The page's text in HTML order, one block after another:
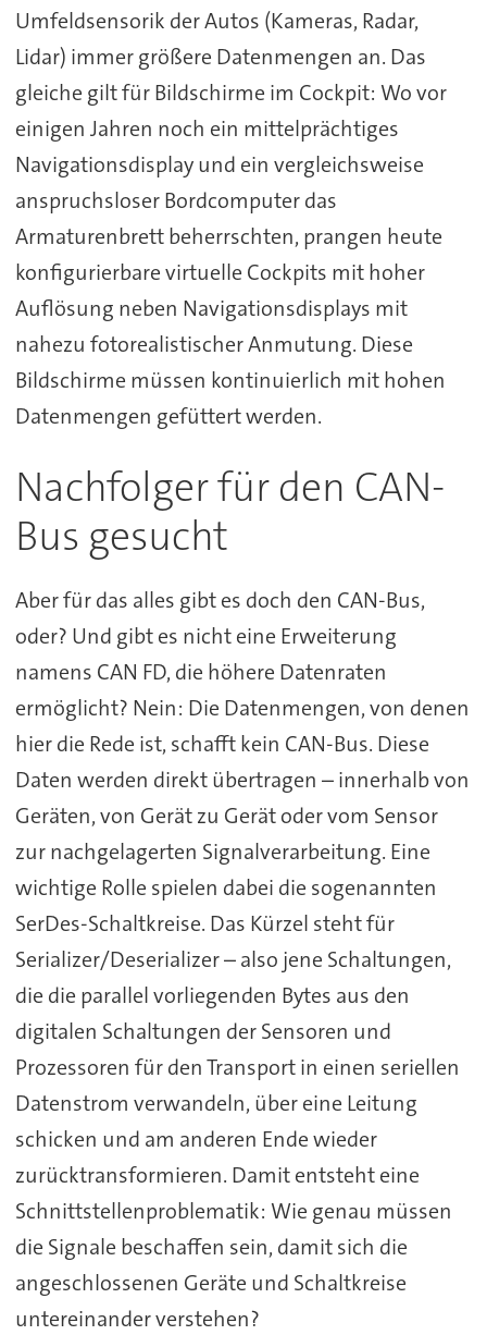
Umfeldsensorik der Autos (Kameras, Radar,
Lidar) immer größere Datenmengen an. Das
gleiche gilt für Bildschirme im Cockpit: Wo vor
einigen Jahren noch ein mittelprächtiges
Navigationsdisplay und ein vergleichsweise
anspruchsloser Bordcomputer das
Armaturenbrett beherrschten, prangen heute
konfigurierbare virtuelle Cockpits mit hoher
Auflösung neben Navigationsdisplays mit
nahezu fotorealistischer Anmutung. Diese
Bildschirme müssen kontinuierlich mit hohen
Datenmengen gefüttert werden.
Nachfolger für den CAN-
Bus gesucht
Aber für das alles gibt es doch den CAN-Bus,
oder? Und gibt es nicht eine Erweiterung
namens CAN FD, die höhere Datenraten
ermöglicht? Nein: Die Datenmengen, von denen
hier die Rede ist, schafft kein CAN-Bus. Diese
Daten werden direkt übertragen – innerhalb von
Geräten, von Gerät zu Gerät oder vom Sensor
zur nachgelagerten Signalverarbeitung. Eine
wichtige Rolle spielen dabei die sogenannten
SerDes-Schaltkreise. Das Kürzel steht für
Serializer/Deserializer – also jene Schaltungen,
die die parallel vorliegenden Bytes aus den
digitalen Schaltungen der Sensoren und
Prozessoren für den Transport in einen seriellen
Datenstrom verwandeln, über eine Leitung
schicken und am anderen Ende wieder
zurücktransformieren. Damit entsteht eine
Schnittstellenproblematik: Wie genau müssen
die Signale beschaffen sein, damit sich die
angeschlossenen Geräte und Schaltkreise
untereinander verstehen?